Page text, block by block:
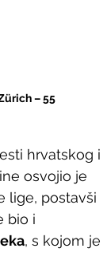
– 55
hrvatskog i
osvojio je
lige, postavši
bio i
, s kojom je